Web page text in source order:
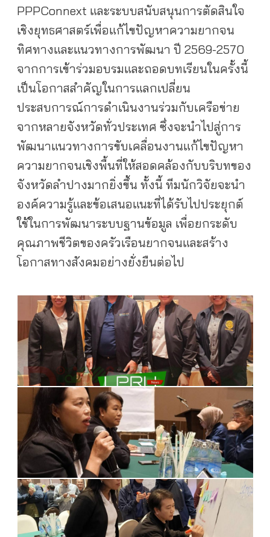
PPPConnext และระบบสนับสนุนการตัดสินใจ
เชิงยุทธศาสตร์เพื่อแก้ไขปัญหาความยากจน
ทิศทางและแนวทางการพัฒนา ปี 2569-2570
จากการเข้าร่วมอบรมและถอดบทเรียนในครั้งนี้
เป็นโอกาสสำคัญในการแลกเปลี่ยน
ประสบการณ์การดำเนินงานร่วมกับเครือข่าย
จากหลายจังหวัดทั่วประเทศ ซึ่งจะนำไปสู่การ
พัฒนาแนวทางการขับเคลื่อนงานแก้ไขปัญหา
ความยากจนเชิงพื้นที่ให้สอดคล้องกับบริบทของ
จังหวัดลำปางมากยิ่งขึ้น ทั้งนี้ ทีมนักวิจัยจะนำ
องค์ความรู้และข้อเสนอแนะที่ได้รับไปประยุกต์
ใช้ในการพัฒนาระบบฐานข้อมูล เพื่อยกระดับ
คุณภาพชีวิตของครัวเรือนยากจนและสร้าง
โอกาสทางสังคมอย่างยั่งยืนต่อไป